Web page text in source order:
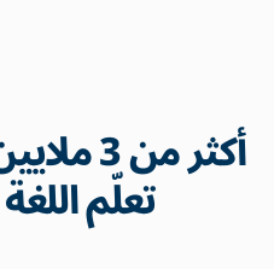
أكثر
تعلّم